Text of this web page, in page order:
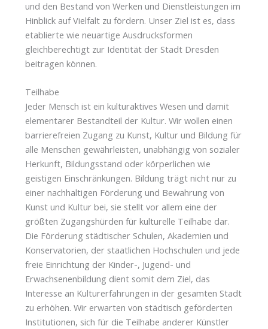
und den Bestand von Werken und Dienstleistungen im
Hinblick auf Vielfalt zu fördern. Unser Ziel ist es, dass
etablierte wie neuartige Ausdrucksformen
gleichberechtigt zur Identität der Stadt Dresden
beitragen können.
Teilhabe
Jeder Mensch ist ein kulturaktives Wesen und damit
elementarer Bestandteil der Kultur. Wir wollen einen
barrierefreien Zugang zu Kunst, Kultur und Bildung für
alle Menschen gewährleisten, unabhängig von sozialer
Herkunft, Bildungsstand oder körperlichen wie
geistigen Einschränkungen. Bildung trägt nicht nur zu
einer nachhaltigen Förderung und Bewahrung von
Kunst und Kultur bei, sie stellt vor allem eine der
größten Zugangshürden für kulturelle Teilhabe dar.
Die Förderung städtischer Schulen, Akademien und
Konservatorien, der staatlichen Hochschulen und jede
freie Einrichtung der Kinder-, Jugend- und
Erwachsenenbildung dient somit dem Ziel, das
Interesse an Kulturerfahrungen in der gesamten Stadt
zu erhöhen. Wir erwarten von städtisch geförderten
Institutionen, sich für die Teilhabe anderer Künstler